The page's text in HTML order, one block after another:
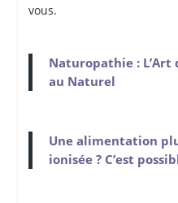
vous.
Naturopathie :
au Naturel
Une alimentation
ionisée ? C’est